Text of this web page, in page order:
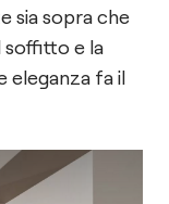
sia sopra che
soffitto e la
eleganza fa il